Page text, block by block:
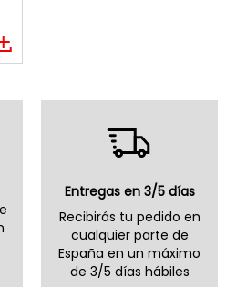
Entregas en 3/5 días
Recibirás tu pedido en
cualquier parte de
España en un máximo
de 3/5 días hábiles